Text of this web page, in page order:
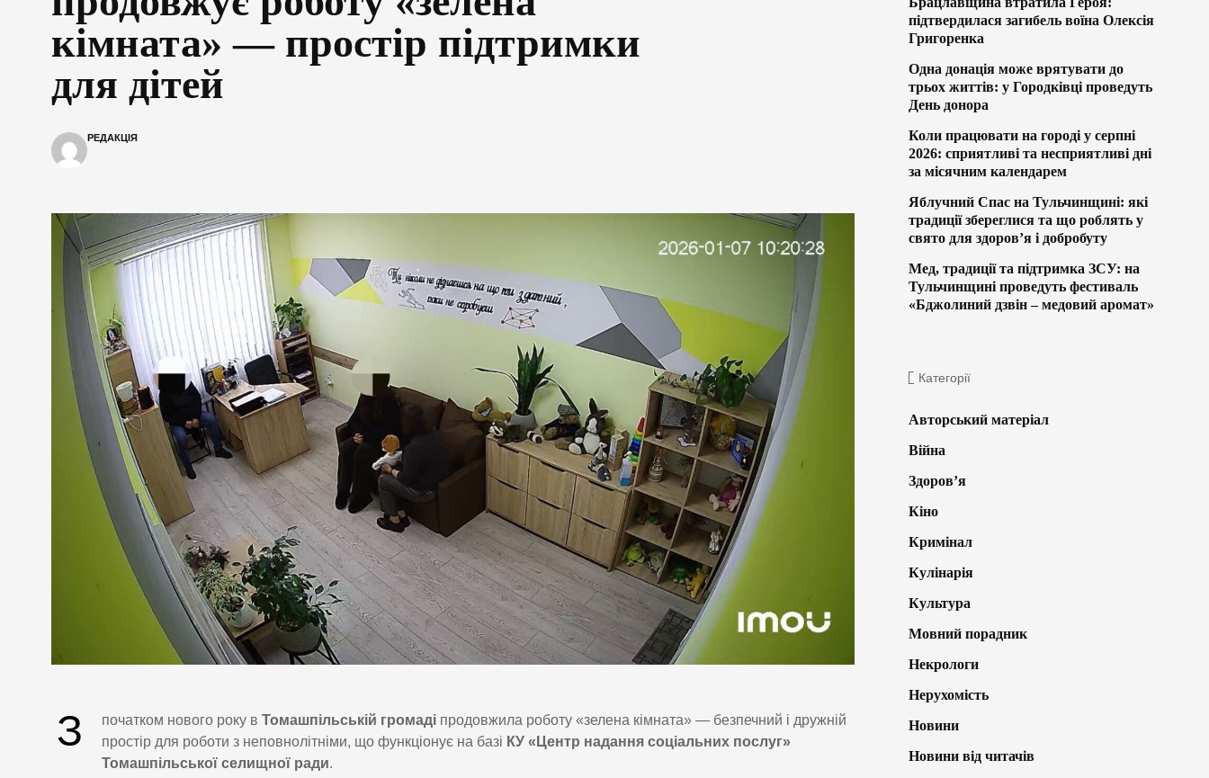
кімната» — простір підтримки
для дітей
РЕДАКЦІЯ
З початком нового року в Томашпільській громаді продовжила роботу «зелена кімната» — безпечний і дружній
простір для роботи з неповнолітніми, що функціонує на базі КУ «Центр надання соціальних послуг»
Томашпільської селищної ради.
підтвердилася загибель воїна Олексія
Григоренка
Одна донація може врятувати до
трьох життів: у Городківці проведуть
День донора
Коли працювати на городі у серпні
2026: сприятливі та несприятливі дні
за місячним календарем
Яблучний Спас на Тульчинщині: які
традиції збереглися та що роблять у
свято для здоров’я і добробуту
Мед, традиції та підтримка ЗСУ: на
Тульчинщині проведуть фестиваль
«Бджолиний дзвін – медовий аромат»
Категорії
Авторський матеріал
Війна
Здоров’я
Кіно
Кримінал
Кулінарія
Культура
Мовний порадник
Некрологи
Нерухомість
Новини
Новини від читачів